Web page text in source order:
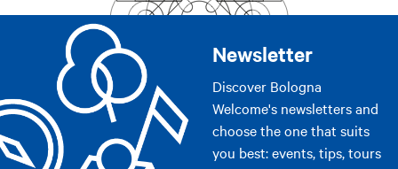
Newsletter
Discover Bologna
Welcome's newsletters and
choose the one that suits
you best: events, tips, tours